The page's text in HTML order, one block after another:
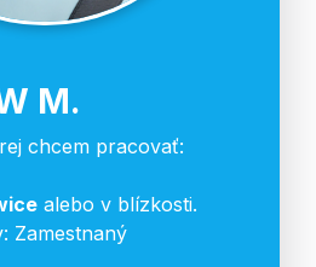
M.
chcem pracovať:
alebo v blízkosti.
Zamestnaný